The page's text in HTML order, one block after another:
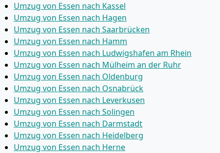
Umzug von Essen nach Kassel
Umzug von Essen nach Hagen
Umzug von Essen nach Saarbrücken
Umzug von Essen nach Hamm
Umzug von Essen nach Ludwigshafen am Rhein
Umzug von Essen nach Mülheim an der Ruhr
Umzug von Essen nach Oldenburg
Umzug von Essen nach Osnabrück
Umzug von Essen nach Leverkusen
Umzug von Essen nach Solingen
Umzug von Essen nach Darmstadt
Umzug von Essen nach Heidelberg
Umzug von Essen nach Herne